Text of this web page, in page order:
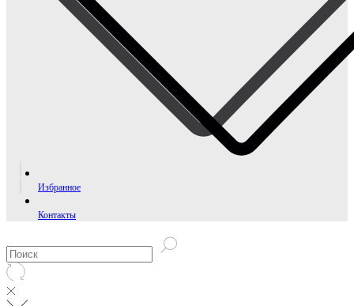
Избранное
Контакты